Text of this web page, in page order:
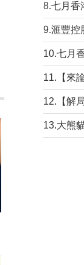
8.七月香
9.滙豐控
10.七月
11.【來
13.大熊